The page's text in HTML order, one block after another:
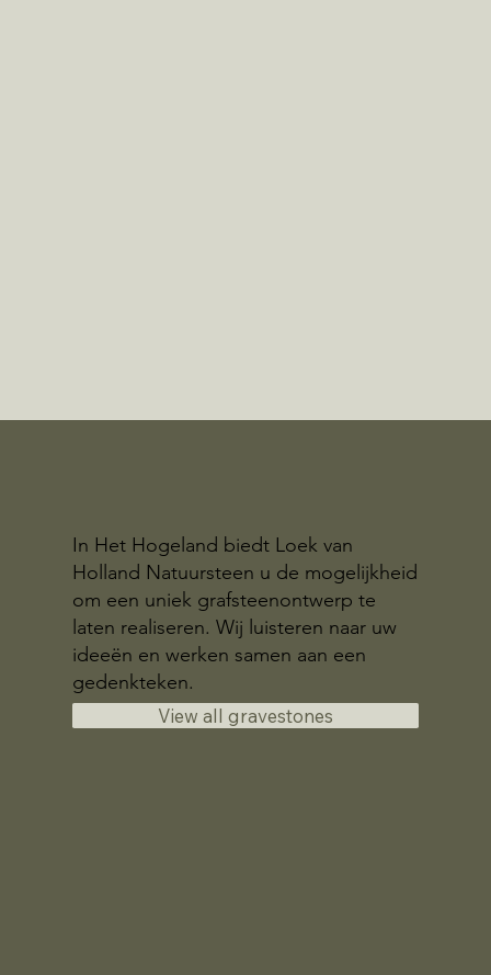
In Het Hogeland biedt Loek van
Holland Natuursteen u de mogelijkheid
om een uniek grafsteenontwerp te
laten realiseren. Wij luisteren naar uw
ideeën en werken samen aan een
gedenkteken.
View all gravestones